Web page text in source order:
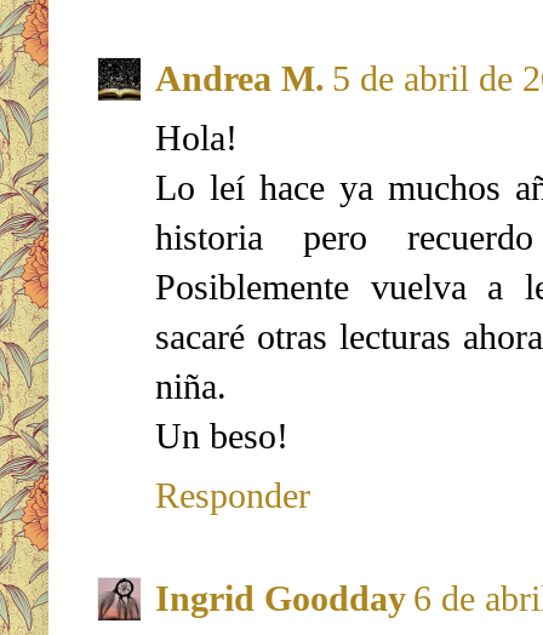
Andrea M. 5 de abril de
Hola!
Lo leí hace ya muchos
historia pero
Posiblemente vuelva a
sacaré otras lecturas
niña.
Un beso!
Responder
Ingrid Goodday 6 de